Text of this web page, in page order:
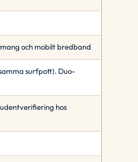
och mobilt bredband
surfpott). Duo-
hos